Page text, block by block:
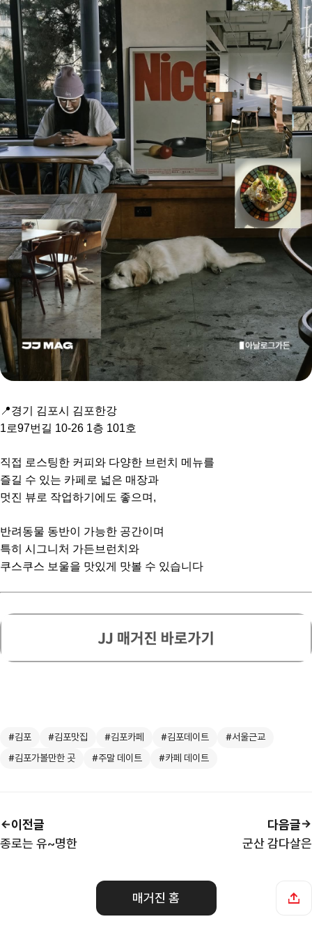
📍경기 김포시 김포한강
1로97번길 10-26 1층 101호
직접 로스팅한 커피와 다양한 브런치 메뉴를
즐길 수 있는 카페로 넓은 매장과
멋진 뷰로 작업하기에도 좋으며,
반려동물 동반이 가능한 공간이며
특히 시그니처 가든브런치와
쿠스쿠스 보울을 맛있게 맛볼 수 있습니다
#김포 #김포맛집 #김포카페 #김포데이트
#서울근교
#김포가볼만한 곳
#주말 데이트 #카페 데이트
이전글
종로는 유~명한
군산 감다살은
다음글
매거진 홈